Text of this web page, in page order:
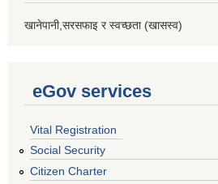
खानेपानी,सरसफाइ र स्वच्छता (खासस्व)
eGov services
Vital Registration
Social Security
Citizen Charter